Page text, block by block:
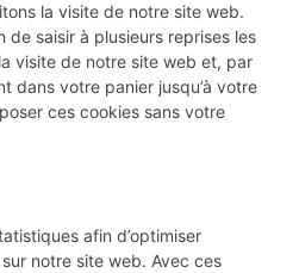
la visite de notre site web.
de saisir à plusieurs reprises les
visite de notre site web et, par
dans votre panier jusqu’à votre
ces cookies sans votre
afin d’optimiser
notre site web. Avec ces